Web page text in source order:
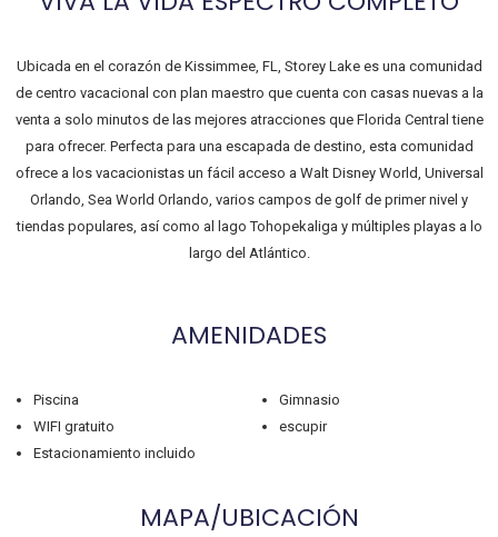
Ubicada en el corazón de Kissimmee, FL, Storey Lake es una comunidad
de centro vacacional con plan maestro que cuenta con casas nuevas a la
venta a solo minutos de las mejores atracciones que Florida Central tiene
para ofrecer. Perfecta para una escapada de destino, esta comunidad
ofrece a los vacacionistas un fácil acceso a Walt Disney World, Universal
Orlando, Sea World Orlando, varios campos de golf de primer nivel y
tiendas populares, así como al lago Tohopekaliga y múltiples playas a lo
largo del Atlántico.
AMENIDADES
Piscina
WIFI gratuito
Estacionamiento incluido
Gimnasio
escupir
MAPA/UBICACIÓN